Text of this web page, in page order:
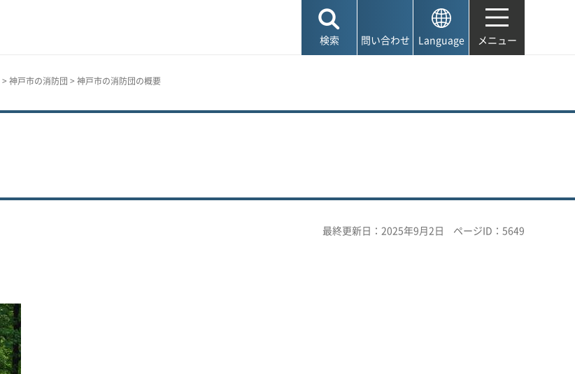
検索 問い合わせ Language メニュー
> 神戸市の消防団 > 神戸市の消防団の概要
最終更新日：2025年9月2日 ページID：5649